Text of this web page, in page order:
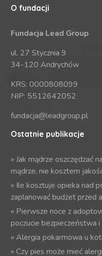
O fundacji
Fundacja Lead Group
ul. 27 Stycznia 9
34-120 Andrychów
KRS: 0000808099
NIP: 5512642052
fundacja@leadgroup.pl
Ostatnie publikacje
»Jak mądrze oszczędzać
mądrze, nie kosztem
» Ile kosztuje opieka nad
zaplanować budżet przed
» Pierwsze noce z
poczucie bezpieczeństwa i
»Alergia pokarmowa u
»Czy pies może mieć